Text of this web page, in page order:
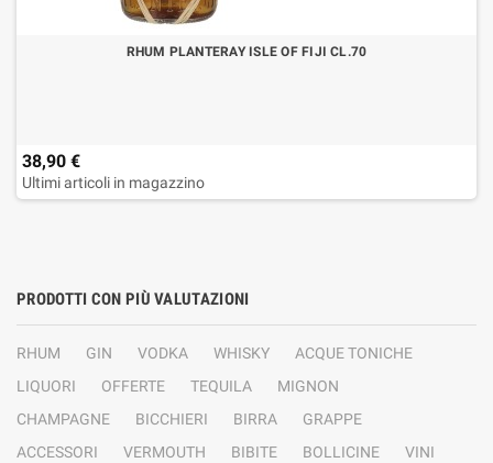
RHUM PLANTERAY ISLE OF FIJI CL.70
38,90 €
Ultimi articoli in magazzino
PRODOTTI CON PIÙ VALUTAZIONI
RHUM GIN VODKA WHISKY
ACQUE TONICHE
LIQUORI
OFFERTE TEQUILA
MIGNON
CHAMPAGNE
BICCHIERI BIRRA
GRAPPE
ACCESSORI
VERMOUTH BIBITE BOLLICINE
VINI